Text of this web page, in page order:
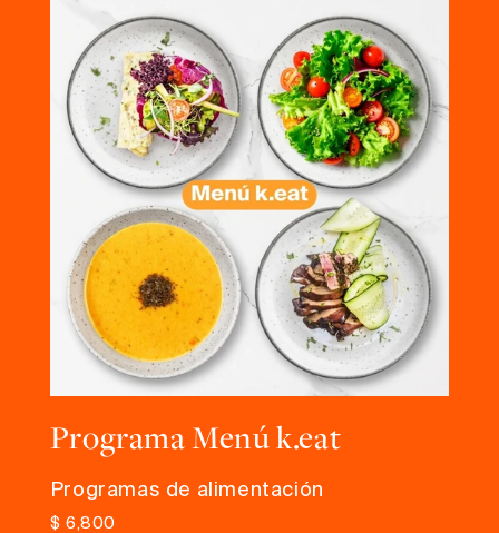
Programa Menú k.eat
Programas de alimentación
$ 6,800